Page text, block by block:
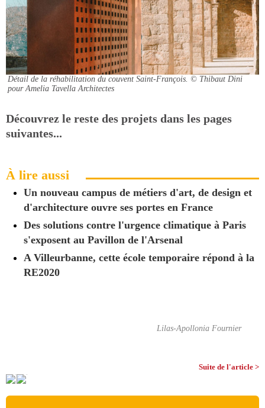
Détail de la réhabilitation du couvent Saint-François. © Thibaut Dini
pour Amelia Tavella Architectes
Découvrez le reste des projets dans les pages
suivantes...
À lire aussi
Un nouveau campus de métiers d'art, de design et
d'architecture ouvre ses portes en France
Des solutions contre l'urgence climatique à Paris
s'exposent au Pavillon de l'Arsenal
A Villeurbanne, cette école temporaire répond à la
RE2020
Lilas-Apollonia Fournier
Suite de l'article >